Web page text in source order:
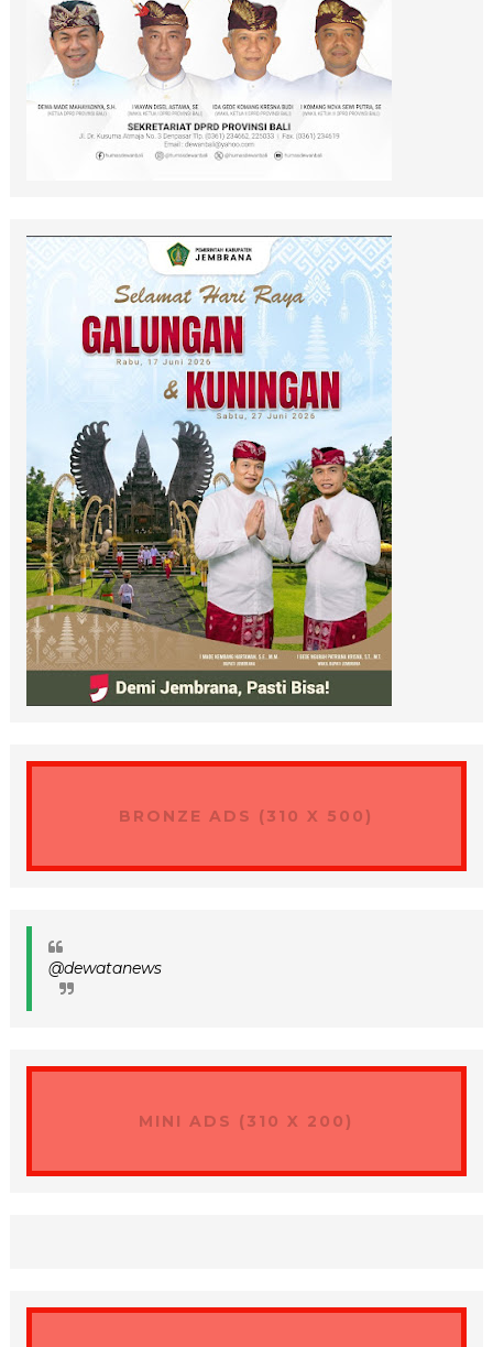
BRONZE ADS (310 X 500)
@dewatanews
MINI ADS (310 X 200)